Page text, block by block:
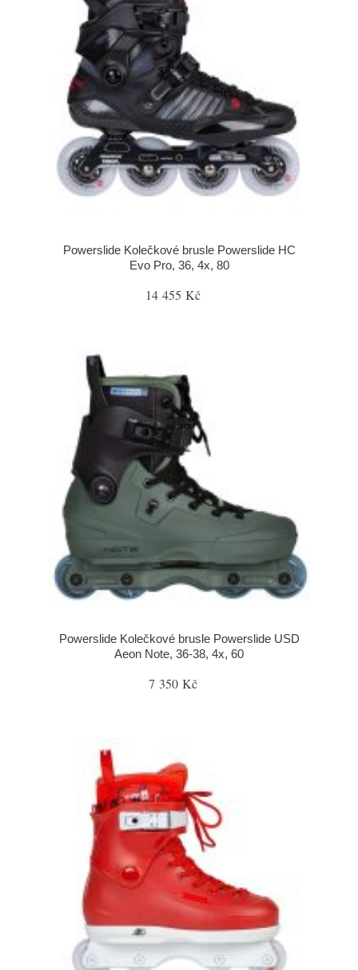
Powerslide Kolečkové brusle Powerslide HC
Evo Pro, 36, 4x, 80
14 455 Kč
Powerslide Kolečkové brusle Powerslide USD
Aeon Note, 36-38, 4x, 60
7 350 Kč